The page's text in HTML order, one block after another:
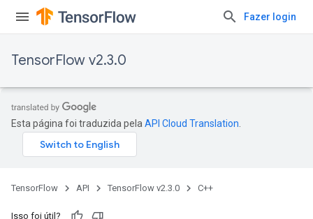
Fazer login
TensorFlow v2.3.0
Esta página foi traduzida pela API Cloud Translation
TensorFlow API TensorFlow v2.3.0 C++
Isso foi útil?